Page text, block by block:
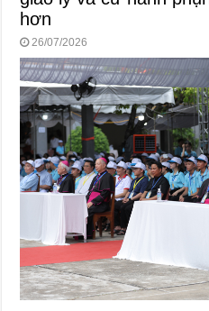
hơn
26/07/2026